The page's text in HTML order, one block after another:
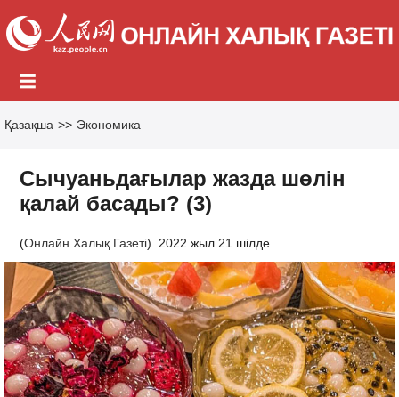
Қазақша >> Экономика
Сычуаньдағылар жазда шөлін
қалай басады? (3)
(Онлайн Халық Газеті) 2022 жыл 21 шілде